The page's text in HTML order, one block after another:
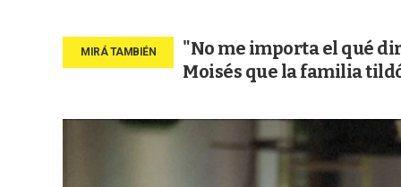
"No me importa el qué
Moisés que la familia